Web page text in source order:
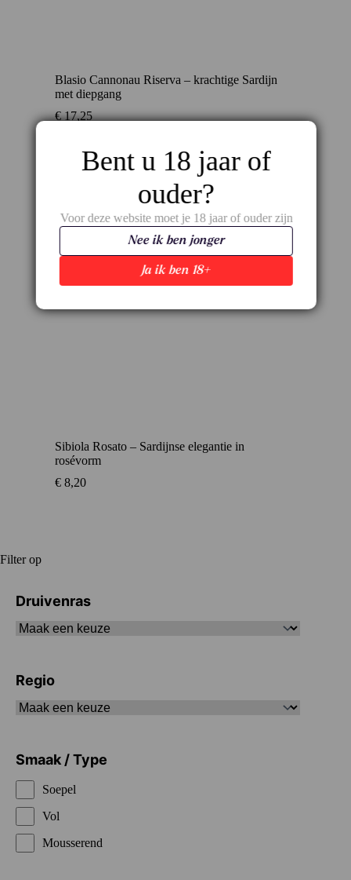
Blasio Cannonau Riserva – krachtige Sardijn
met diepgang
€17,25
Sibiola Rosato – Sardijnse elegantie in
rosévorm
€ 8,20
Filter op
Druivenras
Regio
Smaak / Type
Soepel
Vol
Mousserend
Bent u 18 jaar of
ouder?
Voor deze website moet je 18 jaar of ouder zijn
Ja ik ben 18+
Nee ik ben jonger